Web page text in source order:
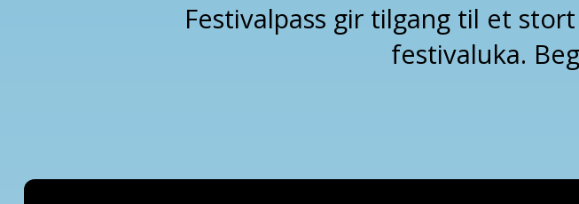
Festivalpass gir tilgang til et
festivaluka.